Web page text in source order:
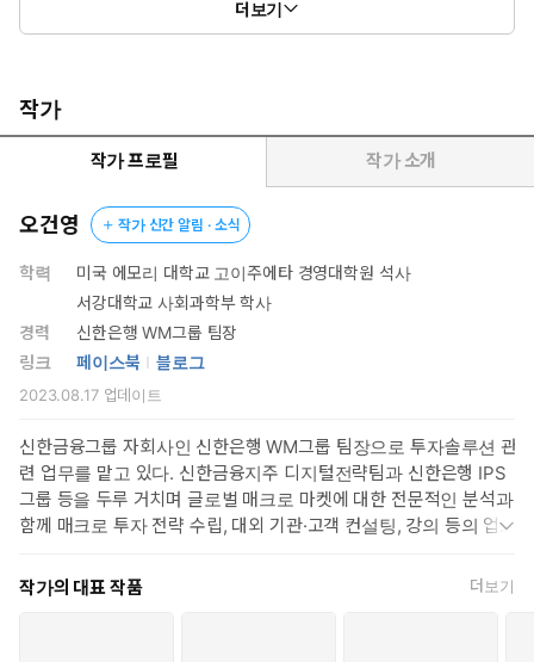
더보기
작가
작가 프로필 작가 소개
오건영 작가 신간 알림 · 소식
학력
미국 에모리 대학교 고이주에타 경영대학원 석사
서강대학교 사회과학부 학사
경력
신한은행 WM그룹 팀장
링크
페이스북 블로그
2023.08.17업데이트
신한금융그룹 자회사인 신한은행 WM그룹 팀장으로 투자솔루션 관
련 업무를 맡고 있다. 신한금융지주 디지털전략팀과 신한은행 IPS
그룹 등을 두루 거치며 글로벌 매크로 마켓에 대한 전문적인 분석과
함께 매크로 투자 전략 수립, 대외 기관·고객 컨설팅, 강의 등의 업무
제 일타강사’ 등으로 불리며 200만 구독자의 굳건한 사랑을 받고 있
다. 현업에서 단단하게 다져진 글로벌 마켓 인사이트와 친절한 설명
작가의 대표 작품 더보기